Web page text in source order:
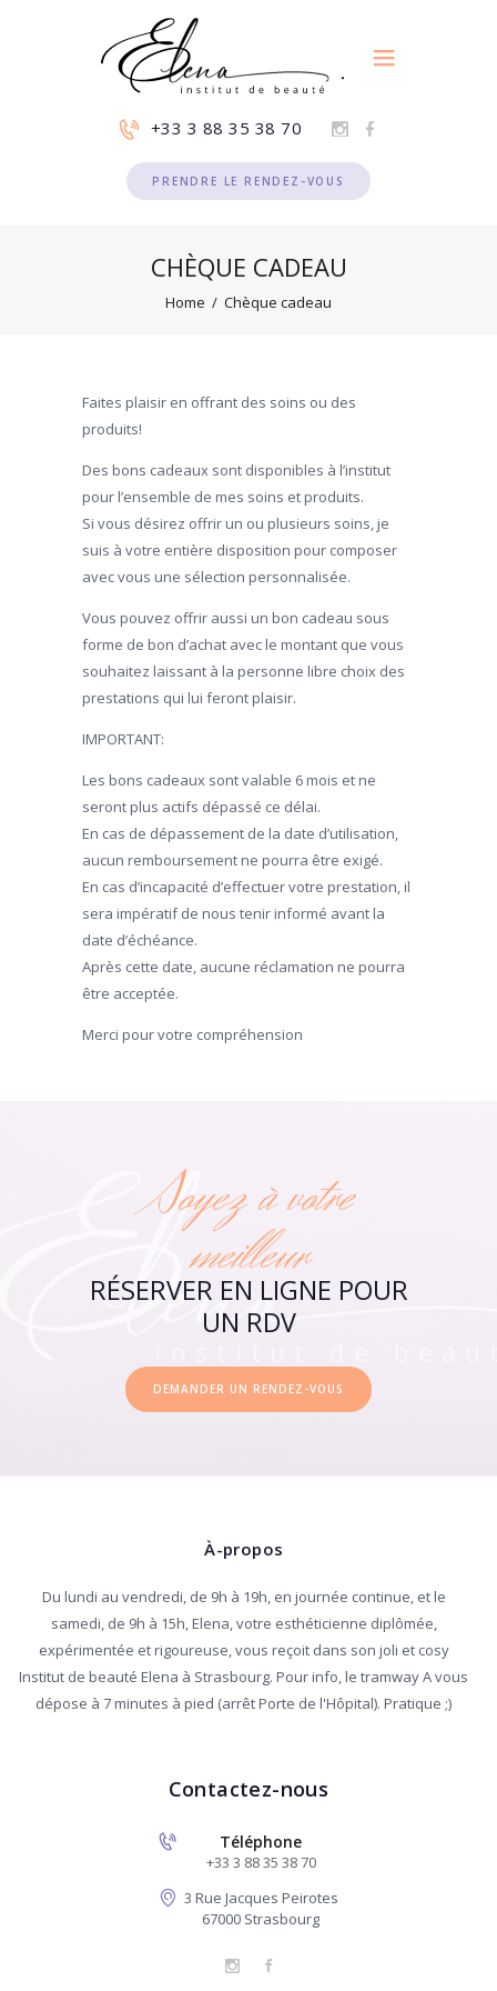
+33 3 88 35 38 70
PRENDRE LE RENDEZ-VOUS
CHÈQUE CADEAU
Home Chèque cadeau
Faites plaisir en offrant des soins ou des
produits!
Des bons cadeaux sont disponibles à l’institut
pour l’ensemble de mes soins et produits.
Si vous désirez offrir un ou plusieurs soins, je
suis à votre entière disposition pour composer
avec vous une sélection personnalisée.
Vous pouvez offrir aussi un bon cadeau sous
forme de bon d’achat avec le montant que vous
souhaitez laissant à la personne libre choix des
prestations qui lui feront plaisir.
IMPORTANT:
Les bons cadeaux sont valable 6 mois et ne
seront plus actifs dépassé ce délai.
En cas de dépassement de la date d’utilisation,
aucun remboursement ne pourra être exigé.
En cas d’incapacité d’effectuer votre prestation, il
sera impératif de nous tenir informé avant la
date d’échéance.
Après cette date, aucune réclamation ne pourra
être acceptée.
Merci pour votre compréhension
Soyez à votre
meilleur
RÉSERVER EN LIGNE POUR
UN RDV
DEMANDER UN RENDEZ-VOUS
À-propos
Du lundi au vendredi, de 9h à 19h, en journée continue, et le
samedi, de 9h à 15h, Elena, votre esthéticienne diplômée,
expérimentée et rigoureuse, vous reçoit dans son joli et cosy
Institut de beauté Elena à Strasbourg. Pour info, le tramway A vous
dépose à 7 minutes à pied (arrêt Porte de l'Hôpital). Pratique ;)
Contactez-nous
Téléphone
+33 3 88 35 38 70
3 Rue Jacques Peirotes
67000 Strasbourg